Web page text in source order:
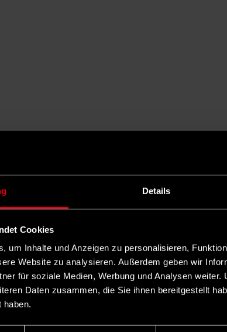
Details
Cookies
um Inhalte und Anzeigen zu personalisieren,
Website zu analysieren. Außerdem geben wir
für soziale Medien, Werbung und Analysen
Daten zusammen, die Sie ihnen bereitgestellt
haben.